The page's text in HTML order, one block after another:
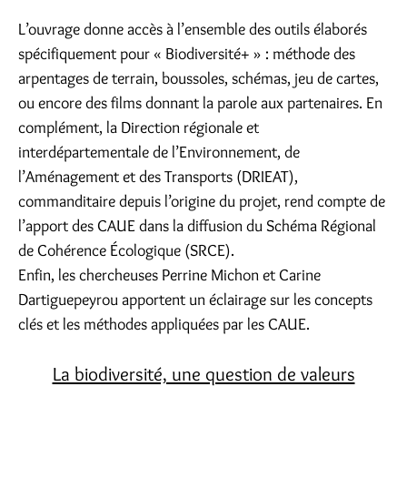
L’ouvrage donne accès à l’ensemble des outils élaborés
spécifiquement pour « Biodiversité+ » : méthode des
arpentages de terrain, boussoles, schémas, jeu de cartes,
ou encore des films donnant la parole aux partenaires. En
complément, la Direction régionale et
interdépartementale de l’Environnement, de
l’Aménagement et des Transports (DRIEAT),
commanditaire depuis l’origine du projet, rend compte de
l’apport des CAUE dans la diffusion du Schéma Régional
de Cohérence Écologique (SRCE).
Enfin, les chercheuses Perrine Michon et Carine
Dartiguepeyrou apportent un éclairage sur les concepts
clés et les méthodes appliquées par les CAUE.
La biodiversité, une question de valeurs